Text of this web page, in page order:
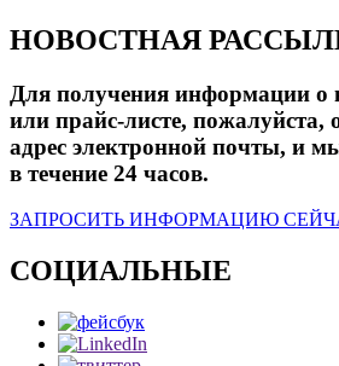
НОВОСТНАЯ
Для получения информации о
или прайс-листе, пожалуйста,
адрес электронной почты, и
в течение 24 часов.
ЗАПРОСИТЬ ИНФОРМАЦИЮ
СОЦИАЛЬНЫЕ